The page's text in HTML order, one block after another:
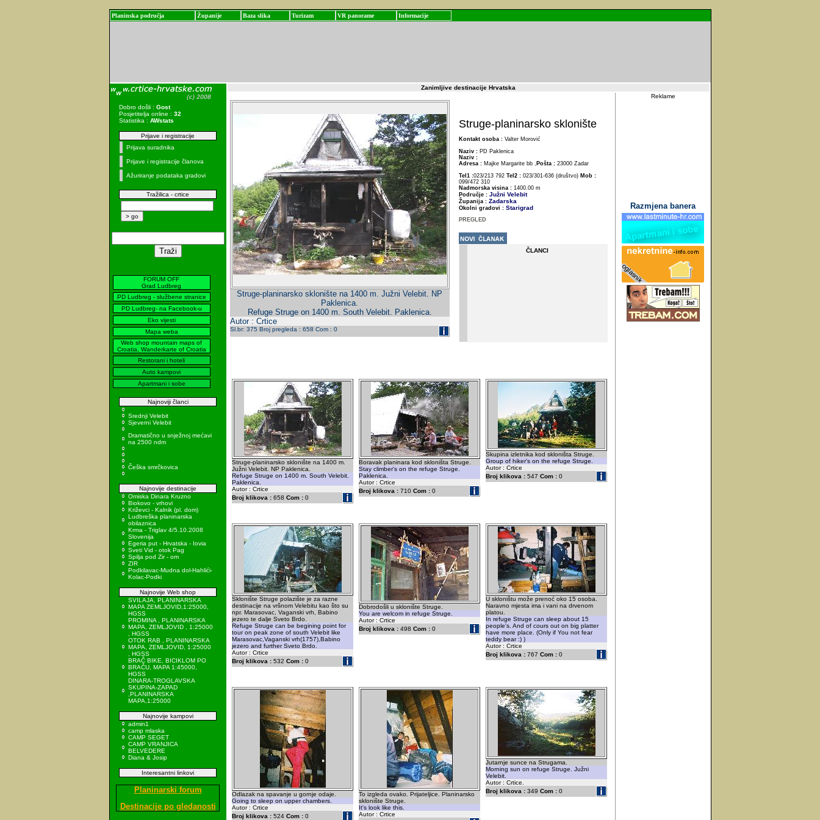
Planinska područja Županije Baza slika Turizam VR panorame Informacije
Dobro došli : Gost
Posjetitelja online : 32
Statistika : AWstats
Prijave i registracije
Prijava suradnika
Prijave i registracije članova
Ažuriranje podataka gradovi
Tražilica - crtice
FORUM OFF
Grad Ludbreg
PD Ludbreg - službene stranice
PD Ludbreg- na Facebook-u
Eko vijesti
Mapa weba
Web shop mountain maps of
Croatia, Wanderkarte of Croatia
Restorani i hoteli
Auto kampovi
Apartmani i sobe
Najnoviji članci
Srednji Velebit
Sjeverni Velebit
Dramatično u snježnoj mećavi
na 2500 ndm
Češka smrčkovica
Najnovije destinacije
Omiska Dinara Kruzno
Biokovo - vrhovi
Križevci - Kalnik (pl. dom)
Ludbreška planinarska
obilaznica
Krma - Triglav 4/5.10.2008
Slovenija
Egeria put - Hrvatska - Iovia
Sveti Vid - otok Pag
Spilja pod Zir - om
ZIR
Podkilavac-Mudna dol-Hahlići-
Kolac-Podki
Najnovije Web shop
SVILAJA, PLANINARSKA
MAPA ZEMLJOVID,1:25000,
HGSS
PROMINA , PLANINARSKA
MAPA, ZEMLJOVID , 1:25000
, HGSS
OTOK RAB , PLANINARSKA
MAPA, ZEMLJOVID, 1:25000
, HGSS
BRAČ BIKE, BICIKLOM PO
BRAČU, MAPA 1:45000,
HGSS
DINARA-TROGLAVSKA
SKUPINA-ZAPAD
,PLANINARSKA
MAPA,1:25000
Najnovije kampovi
admin1
camp mlaska
CAMP SEGET
CAMP VRANJICA
BELVEDERE
Diana & Josip
Interesantni linkovi
Planinarski forum
Destinacije po gledanosti
Zanimljive destinacije Hrvatska
Struge-planinarsko sklonište na 1400 m. Južni Velebit. NP
Paklenica.
Refuge Struge on 1400 m. South Velebit. Paklenica.
Autor : Crtice
Sl.br: 375 Broj pregleda : 658 Com : 0
Struge-planinarsko sklonište
Kontakt osoba : Valter Morović
Naziv : PD Paklenica
Naziv :
Adresa : Majke Margarite bb , Pošta : 23000 Zadar
Tel1 :023/213 792 Tel2 : 023/301-636 (društvo) Mob :
099/472 310
Nadmorska visina : 1400.00 m
Područje : Južni Velebit
Županija : Zadarska
Okolni gradovi : Starigrad
PREGLED
ČLANCI
Struge-planinarsko sklonište na 1400 m.
Južni Velebit. NP Paklenica.
Refuge Struge on 1400 m. South Velebit.
Paklenica.
Autor : Crtice
Broj klikova : 658 Com : 0
Boravak planinara kod skloništa Struge.
Stay climber's on the refuge Struge.
Paklenica.
Autor : Crtice
Broj klikova : 710 Com : 0
Skupina izletnika kod skloništa Struge.
Group of hiker's on the refuge Struge.
Autor : Crtice
Broj klikova : 547 Com : 0
Sklonište Struge polazište je za razne
destinacije na vršnom Velebitu kao što su
npr. Marasovac, Vaganski vrh, Babino
jezero te dalje Sveto Brdo.
Refuge Struge can be begining point for
tour on peak zone of south Velebit like
Marasovac,Vaganski vrh(1757),Babino
jezero and further Sveto Brdo.
Autor : Crtice
Broj klikova : 532 Com : 0
Dobrodošli u sklonište Struge.
You are welcom in refuge Struge.
Autor : Crtice
Broj klikova : 498 Com : 0
U skloništu može prenoć oko 15 osoba.
Naravno mjesta ima i vani na drvenom
platou.
In refuge Struge can sleep about 15
people's. And of cours out on big platter
have more place. (Only if You not fear
teddy bear :) )
Autor : Crtice
Broj klikova : 767 Com : 0
Odlazak na spavanje u gornje odaje.
Going to sleep on upper chambers.
Autor : Crtice
Broj klikova : 524 Com : 0
To izgleda ovako. Prijateljice. Planinarsko
sklonište Struge.
It's look like this.
Autor : Crtice
Jutarnje sunce na Strugama.
Morning sun on refuge Struge. Južni
Velebit.
Autor : Crtice.
Broj klikova : 349 Com : 0
Reklame
Razmjena banera